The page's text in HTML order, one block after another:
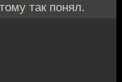
так понял.